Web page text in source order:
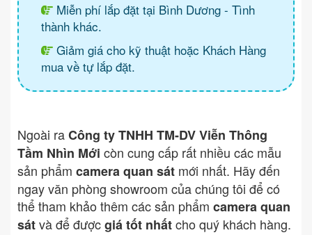
Miễn phí lắp đặt tại Bình Dương - Tình
thành khác.
Giảm giá cho kỹ thuật hoặc Khách Hàng
mua về tự lắp đặt.
Ngoài raCông ty TNHH TM-DV Viễn Thông
Tầm Nhìn Mới còn cung cấp rất nhiều các mẫu
sản phẩm camera quan sát mới nhất. Hãy đến
ngay văn phòng showroom của chúng tôi để có
thể tham khảo thêm các sản phẩm camera quan
sátvà để đượcgiá tốt nhấtcho quý khách hàng.